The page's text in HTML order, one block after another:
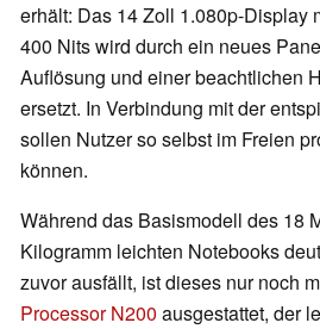
erhält: Das 14 Zoll 1.080p-Display
400 Nits wird durch ein neues
Auflösung und einer beachtlichen
ersetzt. In Verbindung mit der
sollen Nutzer so selbst im Freien
können.
Während das Basismodell des 18
Kilogramm leichten Notebooks
zuvor ausfällt, ist dieses nur noch
Processor N200 ausgestattet, der